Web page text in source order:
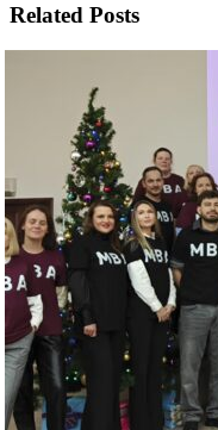
Related Posts